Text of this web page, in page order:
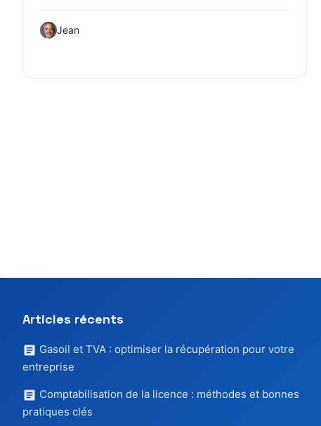
Jean
Articles récents
Gasoil et TVA : optimiser la récupération pour votre
entreprise
Comptabilisation de la licence : méthodes et bonnes
pratiques clés